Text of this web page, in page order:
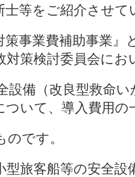
士等をご紹介させ
策事業費補助事業
対策検討委員会に
設備（改良型救命
ついて、導入費用
です。
型旅客船等の安全